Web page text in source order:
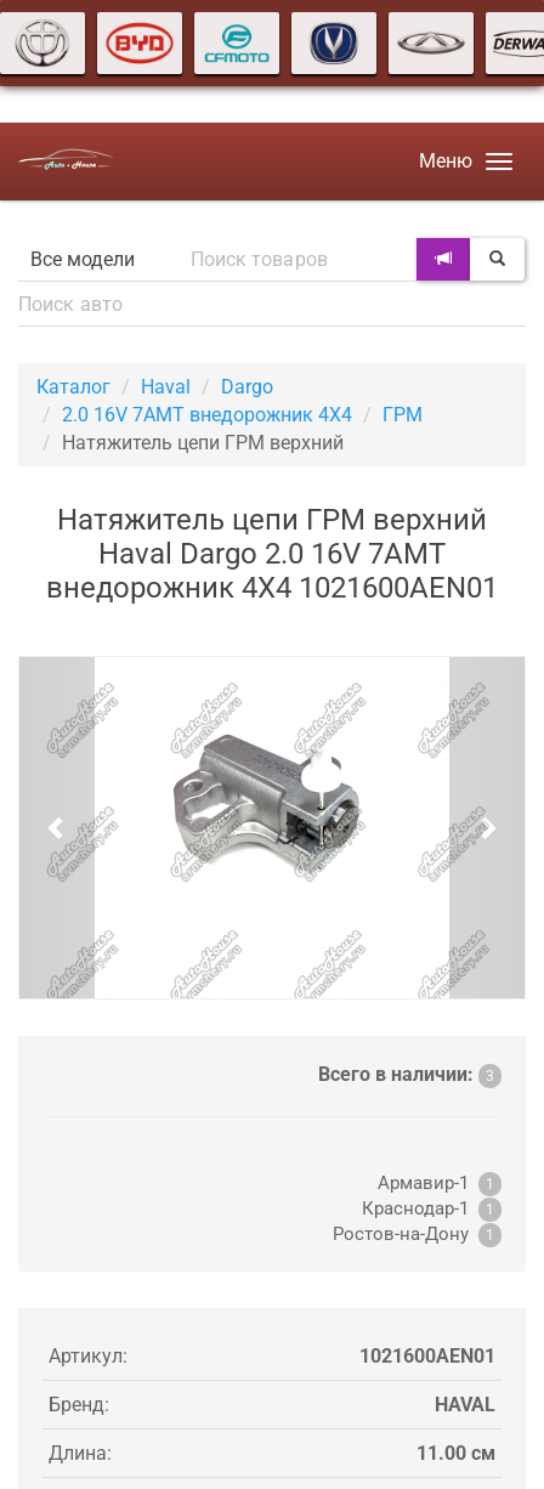
Меню
Каталог Haval
Dargo
2.0 16V 7AMT внедорожник 4X4
ГРМ
Натяжитель цепи ГРМ верхний
Натяжитель цепи ГРМ верхний
Haval Dargo 2.0 16V 7AMT
внедорожник 4X4 1021600AEN01
Всего в наличии: 3
Армавир-1 1
Краснодар-1 1
Ростов-на-Дону 1
Артикул: 1021600AEN01
Бренд: HAVAL
Длина: 11.00 см